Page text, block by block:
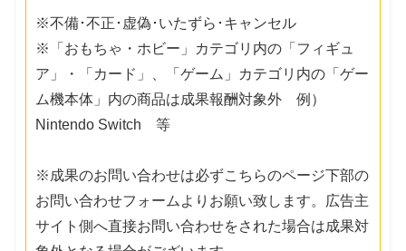
※不備･不正･虚偽･いたずら･キャンセル
※「おもちゃ・ホビー」カテゴリ内の「フィギュ
ア」・「カード」、「ゲーム」カテゴリ内の「ゲー
ム機本体」内の商品は成果報酬対象外 例）
Nintendo Switch 等
※成果のお問い合わせは必ずこちらのページ下部の
お問い合わせフォームよりお願い致します。広告主
サイト側へ直接お問い合わせをされた場合は成果対